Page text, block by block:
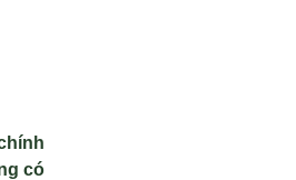
có